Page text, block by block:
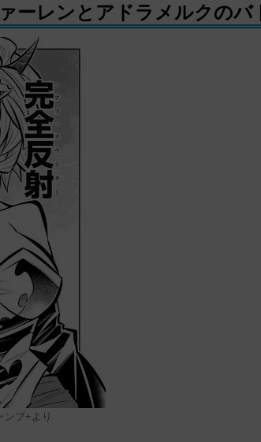
ーレンとアドラメルクのバ
ンプ+より